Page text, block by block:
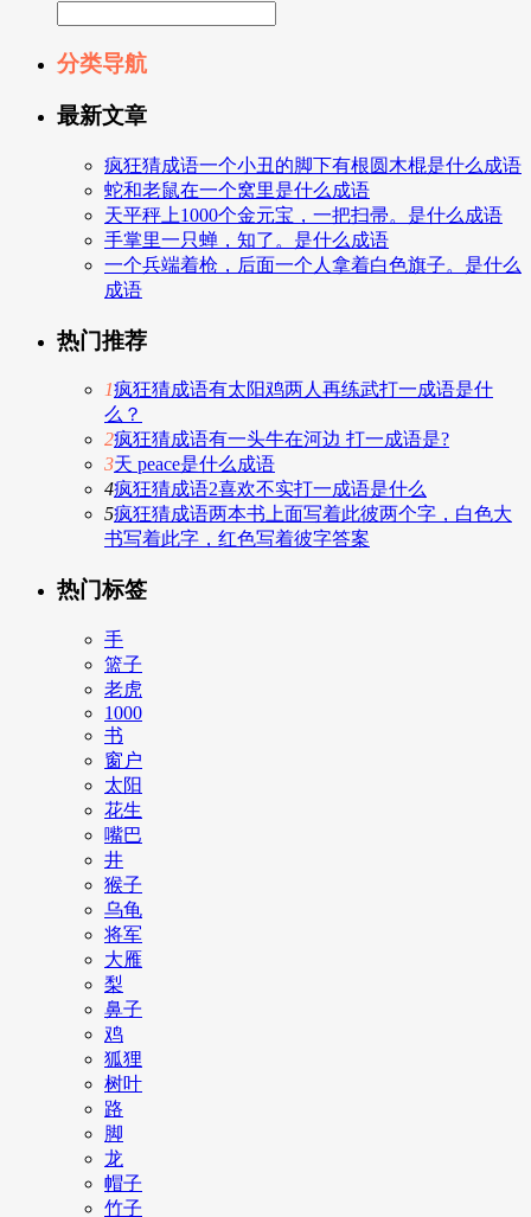
分类导航
最新文章
疯狂猜成语一个小丑的脚下有根圆木棍是什么成语
蛇和老鼠在一个窝里是什么成语
天平秤上1000个金元宝，一把扫帚。是什么成语
手掌里一只蝉，知了。是什么成语
一个兵端着枪，后面一个人拿着白色旗子。是什么
成语
热门推荐
1疯狂猜成语有太阳鸡两人再练武打一成语是什
么？
2疯狂猜成语有一头牛在河边 打一成语是?
3天 peace是什么成语
4疯狂猜成语2喜欢不实打一成语是什么
5疯狂猜成语两本书上面写着此彼两个字，白色大
书写着此字，红色写着彼字答案
热门标签
手
篮子
老虎
1000
书
窗户
太阳
花生
嘴巴
井
猴子
乌龟
将军
大雁
梨
鼻子
鸡
狐狸
树叶
路
脚
龙
帽子
竹子